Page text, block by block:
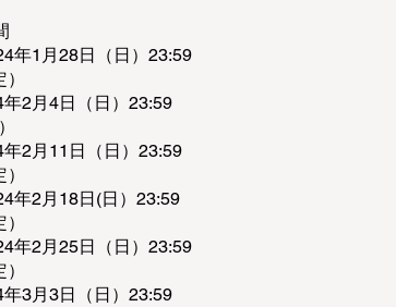
年1月28日（日）23:59
2月4日（日）23:59
2月11日（日）23:59
年2月18日(日）23:59
年2月25日（日）23:59
3月3日（日）23:59